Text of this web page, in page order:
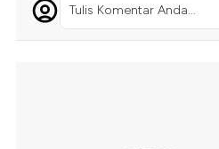
Tulis Komentar Anda...